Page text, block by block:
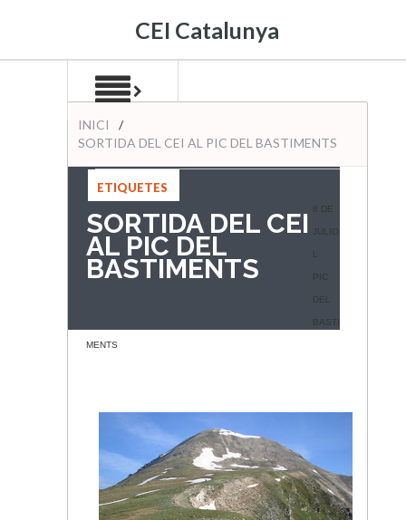
CEI Catalunya
INICI
/
SORTIDA DEL CEI AL PIC DEL BASTIMENTS
ETIQUETES
:
SORTIDA DEL CEI
AL PIC DEL
BASTIMENTS
8 DE
JULIO
L
PIC
DEL
BASTI
MENTS